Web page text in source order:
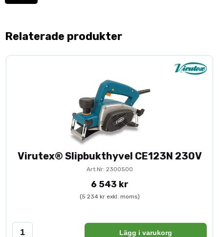
Relaterade produkter
Virutex® Slipbukthyvel CE123N 230V
Art.Nr: 2300500
6 543 kr
(5 234 kr exkl. moms)
Lägg i varukorg